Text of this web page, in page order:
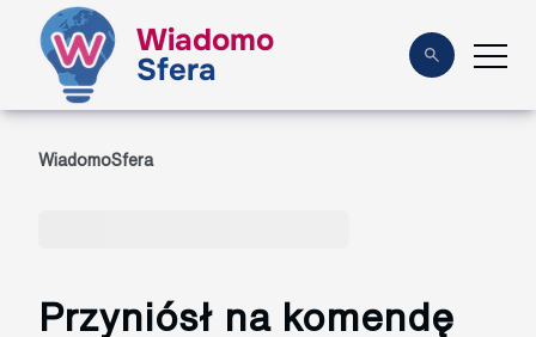
Wiadomo
Sfera
WiadomoSfera
Przyniósł na komendę